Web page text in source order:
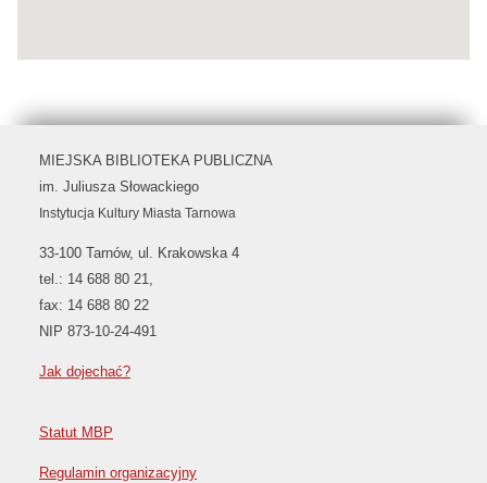
MIEJSKA BIBLIOTEKA PUBLICZNA
im. Juliusza Słowackiego
Instytucja Kultury Miasta Tarnowa
33-100 Tarnów, ul. Krakowska 4
tel.: 14 688 80 21,
fax: 14 688 80 22
NIP 873-10-24-491
Jak dojechać?
Statut MBP
Regulamin organizacyjny